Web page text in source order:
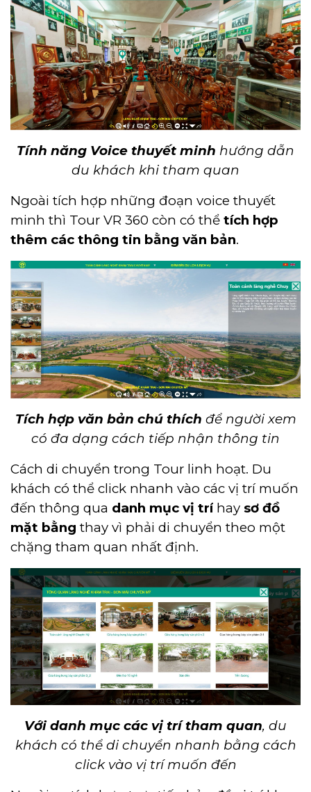
Tính năng Voice thuyết minh hướng dẫn
du khách khi tham quan
Ngoài tích hợp những đoạn voice thuyết
minh thì Tour VR 360 còn có thể tích hợp
thêm các thông tin bằng văn bản.
Tích hợp văn bản chú thích để người xem
có đa dạng cách tiếp nhận thông tin
Cách di chuyển trong Tour linh hoạt. Du
khách có thể click nhanh vào các vị trí muốn
đến thông qua danh mục vị trí hay sơ đồ
mặt bằng thay vì phải di chuyển theo một
chặng tham quan nhất định.
Với danh mục các vị trí tham quan, du
khách có thể di chuyển nhanh bằng cách
click vào vị trí muốn đến